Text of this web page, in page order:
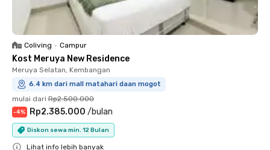
Coliving • Campur
Kost Meruya New Residence
Meruya Selatan, Kembangan
6.4 km dari mall matahari daan mogot
mulai dari Rp2.500.000
-4% Rp2.385.000 /bulan
Diskon sewa min. 12 Bulan
Lihat info lebih banyak